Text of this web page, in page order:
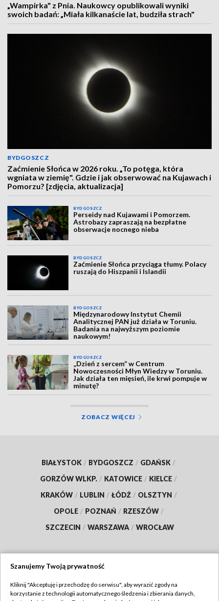
„Wampirka" z Pnia. Naukowcy opublikowali wyniki
swoich badań: „Miała kilkanaście lat, budziła strach"
BYDGOSZCZ
Zaćmienie Słońca w 2026 roku. „To potęga, która
wgniata w ziemię". Gdzie i jak obserwować na Kujawach i
Pomorzu? [zdjęcia, aktualizacja]
BYDGOSZCZ
Perseidy nad Kujawami i Pomorzem.
Astrobazy zapraszają na bezpłatne
obserwacje nocnego nieba
BYDGOSZCZ
Zaćmienie Słońca przyciąga tłumy. Polacy
ruszają do Hiszpanii i Islandii
BYDGOSZCZ
Międzynarodowy Instytut Chemii
Analitycznej PAN już działa w Toruniu.
Badania na najwyższym poziomie
naukowym!
BYDGOSZCZ
„Dzień z sercem” w Centrum
Nowoczesności Młyn Wiedzy w Toruniu.
Jak działa ten mięsień, ile krwi pompuje w
minutę?
ZOBACZ WIĘCEJ
BIAŁYSTOK / BYDGOSZCZ / GDAŃSK /
GORZÓW WLKP. / KATOWICE / KIELCE /
KRAKÓW / LUBLIN / ŁÓDŹ / OLSZTYN /
OPOLE / POZNAŃ / RZESZÓW /
SZCZECIN / WARSZAWA / WROCŁAW
TVP
Szanujemy Twoją prywatność
Kliknij "Akceptuję i przechodzę do serwisu", aby wyrazić zgody na
korzystanie z technologii automatycznego śledzenia i zbierania danych,